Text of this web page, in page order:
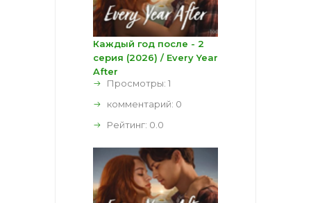
Каждый год после - 2
серия (2026) / Every Year
After
Просмотры: 1
комментарий: 0
Рейтинг: 0.0